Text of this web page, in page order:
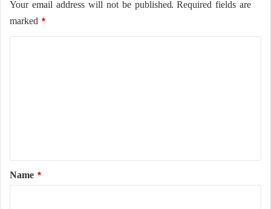
Your email address will not be published. Required fields are
marked *
*
Name *